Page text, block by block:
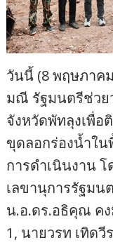
วันนี้ (8 พฤษภาค
มณี รัฐมนตรีช่วย
จังหวัดพัทลุงเพื่อ
ขุดลอกร่องน้ำใ
การดำเนินงาน
เลขานุการรัฐมน
น.อ.ดร.อธิคุณ ค
1, นายวรท เทิด